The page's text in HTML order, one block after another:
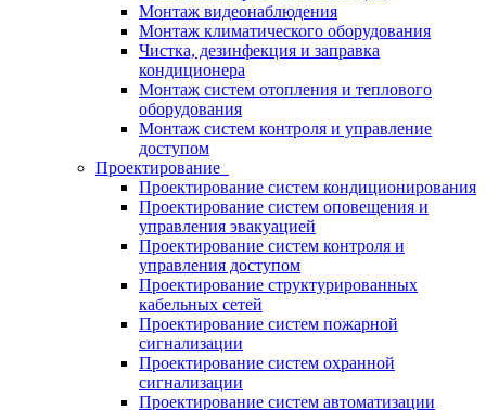
Монтаж видеонаблюдения
Монтаж климатического оборудования
Чистка, дезинфекция и заправка
кондиционера
Монтаж систем отопления и теплового
оборудования
Монтаж систем контроля и управление
доступом
Проектирование
Проектирование систем кондиционирования
Проектирование систем оповещения и
управления эвакуацией
Проектирование систем контроля и
управления доступом
Проектирование структурированных
кабельных сетей
Проектирование систем пожарной
сигнализации
Проектирование систем охранной
сигнализации
Проектирование систем автоматизации